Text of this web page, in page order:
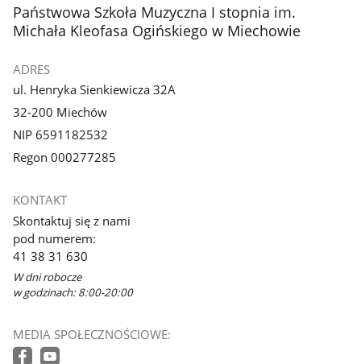
stopka
Państwowa Szkoła Muzyczna I stopnia im.
Michała Kleofasa Ogińskiego w Miechowie
ADRES
ul. Henryka Sienkiewicza 32A
32-200 Miechów
NIP 6591182532
Regon 000277285
KONTAKT
Skontaktuj się z nami
pod numerem:
41 38 31 630
W dni robocze
w godzinach: 8:00-20:00
MEDIA SPOŁECZNOŚCIOWE: